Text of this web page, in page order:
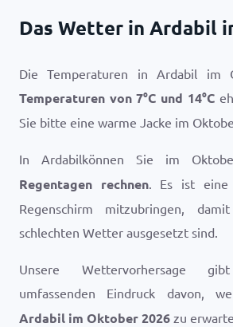
Das Wetter in Ardabil
Die Temperaturen in Ardabil im
Temperaturen von7°C und 14°C
Sie bitte eine warme Jacke im
In Ardabilkönnen Sie im
Regentagen rechnen. Es ist eine
Regenschirm mitzubringen,
schlechten Wetter ausgesetzt sind.
Unsere Wettervorhersage
umfassenden Eindruck davon,
Ardabil im Oktober 2026 zu